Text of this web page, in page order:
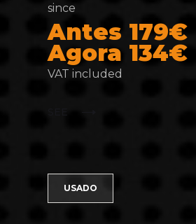
since
Antes 179€
Agora 134€
VAT included
USADO